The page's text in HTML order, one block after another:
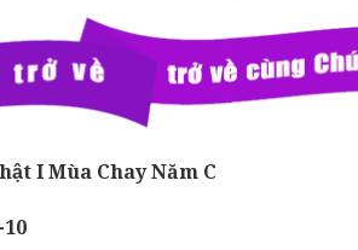
I Mùa Chay Năm C